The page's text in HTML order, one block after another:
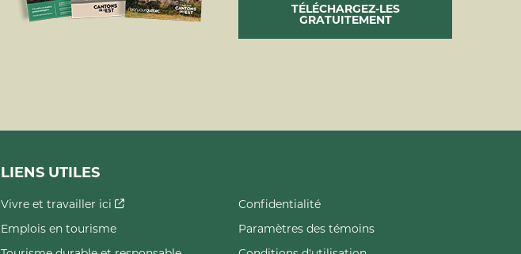
TÉLÉCHARGEZ-LES
GRATUITEMENT
LIENS UTILES
Vivre et travailler ici
Emplois en tourisme
Confidentialité
Paramètres des témoins